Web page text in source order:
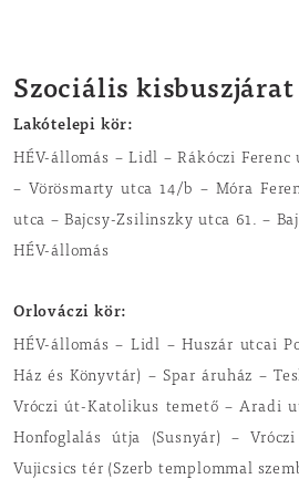
Szociális
Lakótelepi kör:
HÉV-állomás – Lidl – Rákóczi Ferenc
– Vörösmarty utca 14/b – Móra
utca – Bajcsy-Zsilinszky utca 61. –
HÉV-állomás
Orlováczi kör:
HÉV-állomás – Lidl – Huszár utcai
Ház és Könyvtár) – Spar áruház –
Vróczi út-Katolikus temető – Aradi
Honfoglalás útja (Susnyár) –
Vujicsics tér (Szerb templommal